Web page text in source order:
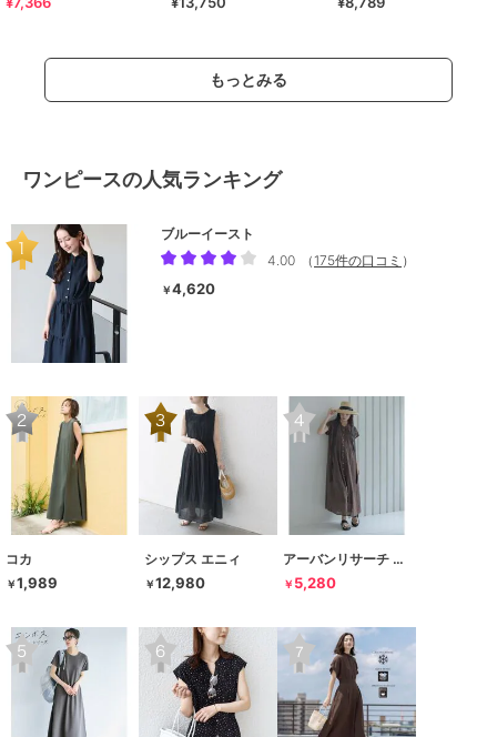
もっとみる
ワンピースの人気ランキング
ブルーイースト
4.00
（ 175件の口コミ ）
￥4,620
コカ
￥1,989
シップス エニィ
￥12,980
アーバンリサーチ サニーレーベル
￥ 5,280